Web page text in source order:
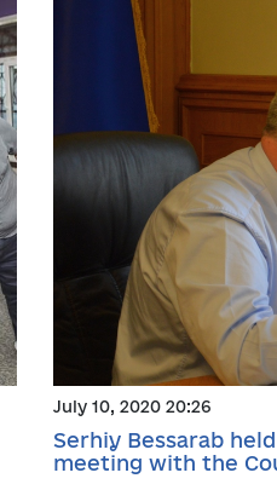
July 10, 2020 20:26
Serhiy Bessarab
meeting with the